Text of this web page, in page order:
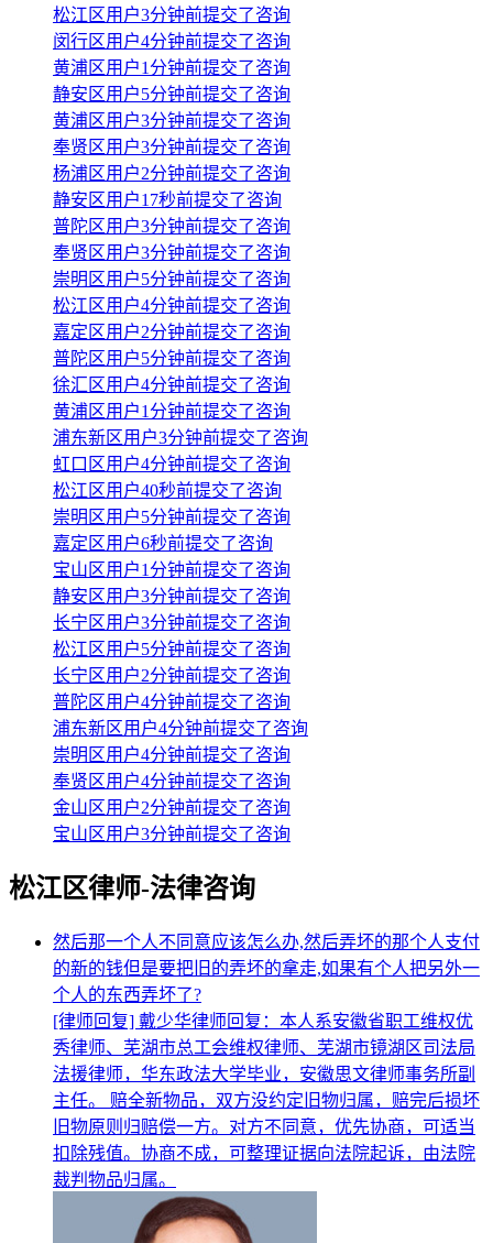
松江区用户3分钟前提交了咨询
闵行区用户4分钟前提交了咨询
黄浦区用户1分钟前提交了咨询
静安区用户5分钟前提交了咨询
黄浦区用户3分钟前提交了咨询
奉贤区用户3分钟前提交了咨询
杨浦区用户2分钟前提交了咨询
静安区用户17秒前提交了咨询
普陀区用户3分钟前提交了咨询
奉贤区用户3分钟前提交了咨询
崇明区用户5分钟前提交了咨询
松江区用户4分钟前提交了咨询
嘉定区用户2分钟前提交了咨询
普陀区用户5分钟前提交了咨询
徐汇区用户4分钟前提交了咨询
黄浦区用户1分钟前提交了咨询
浦东新区用户3分钟前提交了咨询
虹口区用户4分钟前提交了咨询
松江区用户40秒前提交了咨询
崇明区用户5分钟前提交了咨询
嘉定区用户6秒前提交了咨询
宝山区用户1分钟前提交了咨询
静安区用户3分钟前提交了咨询
长宁区用户3分钟前提交了咨询
松江区用户5分钟前提交了咨询
长宁区用户2分钟前提交了咨询
普陀区用户4分钟前提交了咨询
浦东新区用户4分钟前提交了咨询
崇明区用户4分钟前提交了咨询
奉贤区用户4分钟前提交了咨询
金山区用户2分钟前提交了咨询
宝山区用户3分钟前提交了咨询
松江区律师-法律咨询
然后那一个人不同意应该怎么办,然后弄坏的那个人支付
的新的钱但是要把旧的弄坏的拿走,如果有个人把另外一
个人的东西弄坏了?
[律师回复] 戴少华律师回复：本人系安徽省职工维权优
秀律师、芜湖市总工会维权律师、芜湖市镜湖区司法局
法援律师，华东政法大学毕业，安徽思文律师事务所副
主任。 赔全新物品，双方没约定旧物归属，赔完后损坏
旧物原则归赔偿一方。对方不同意，优先协商，可适当
扣除残值。协商不成，可整理证据向法院起诉，由法院
裁判物品归属。